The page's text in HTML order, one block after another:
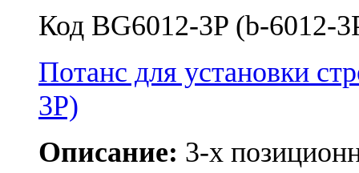
Код BG6012-3P (b-6012-
Потанс для установки
3P)
Описание: 3-х